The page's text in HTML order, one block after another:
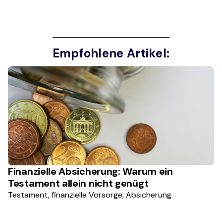
Empfohlene Artikel:
Finanzielle Absicherung: Warum ein
Testament allein nicht genügt
Testament, finanzielle Vorsorge, Absicherung